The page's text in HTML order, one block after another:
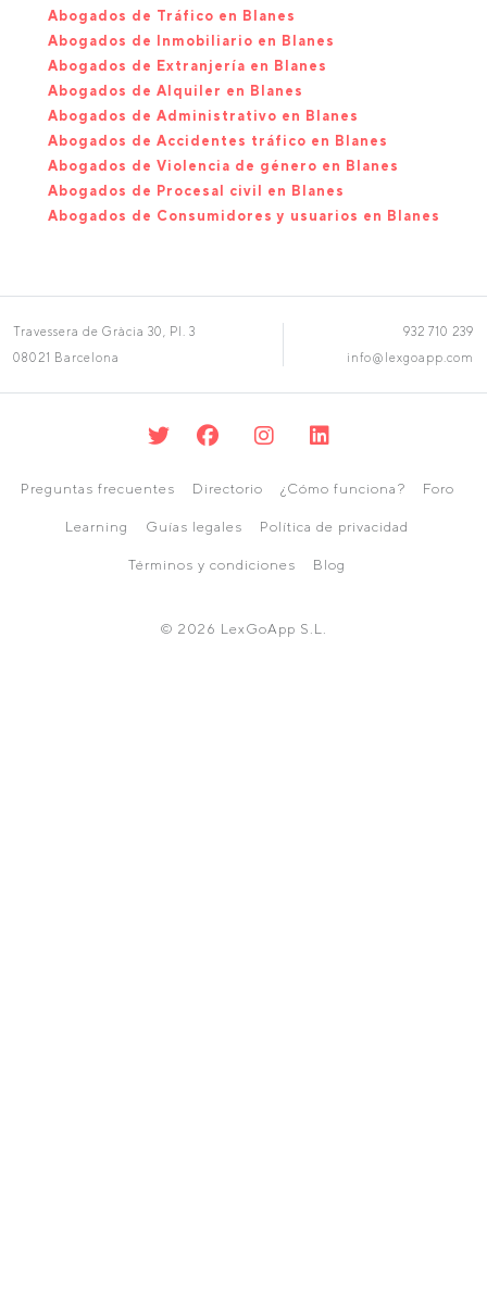
Abogados de Tráfico en Blanes
Abogados de Inmobiliario en Blanes
Abogados de Extranjería en Blanes
Abogados de Alquiler en Blanes
Abogados de Administrativo en Blanes
Abogados de Accidentes tráfico en Blanes
Abogados de Violencia de género en Blanes
Abogados de Procesal civil en Blanes
Abogados de Consumidores y usuarios en Blanes
Travessera de Gràcia 30, Pl. 3
08021 Barcelona
932 710 239
info@lexgoapp.com
Preguntas frecuentes Directorio ¿Cómo funciona? Foro
Learning Guías legales Política de privacidad
Términos y condiciones Blog
© 2026 LexGoApp S.L.